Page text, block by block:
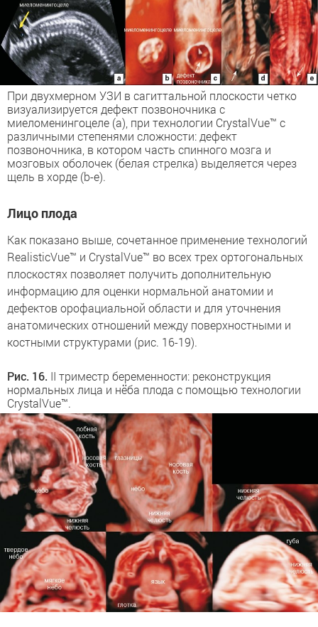
При двухмерном УЗИ в сагиттальной плоскости четко
визуализируется дефект позвоночника с
миеломенингоцеле (a), при технологии CrystalVue™ с
различными степенями сложности: дефект
позвоночника, в котором часть спинного мозга и
мозговых оболочек (белая стрелка) выделяется через
щель в хорде (b-e).
Лицо плода
Как показано выше, сочетанное применение технологий
RealisticVue™ и CrystalVue™ во всех трех ортогональных
плоскостях позволяет получить дополнительную
информацию для оценки нормальной анатомии и
дефектов орофациальной области и для уточнения
анатомических отношений между поверхностными и
костными структурами (рис. 16-19).
Рис. 16. II триместр беременности: реконструкция
нормальных лица и нёба плода с помощью технологии
CrystalVue™.